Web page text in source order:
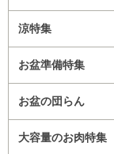
涼特集
お盆準備特集
お盆の団らん
大容量のお肉特集